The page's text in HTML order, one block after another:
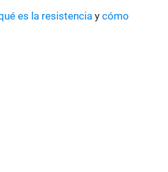
es la resistencia ycómo